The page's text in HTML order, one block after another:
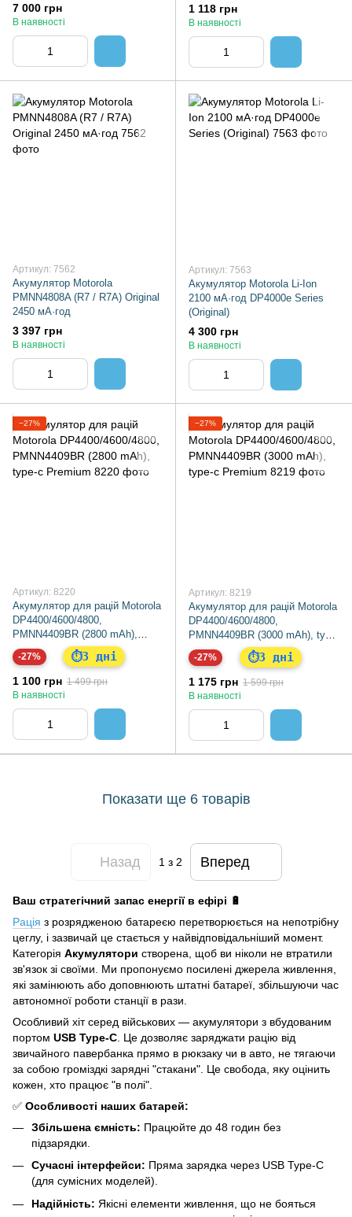
7 000 грн
В наявності
1 118 грн
В наявності
Артикул: 7562
Акумулятор Motorola
PMNN4808A (R7 / R7A) Original
2450 мА·год
3 397 грн
В наявності
Артикул: 7563
Акумулятор Motorola Li-Ion
2100 мА·год DP4000e Series
(Original)
4 300 грн
В наявності
−27%
Артикул: 8220
Акумулятор для рацій Motorola
DP4400/4600/4800,
PMNN4409BR (2800 mAh),
type-c Premium
-27% ⏱3 дні
1 100 грн 1 499 грн
В наявності
−27%
Артикул: 8219
Акумулятор для рацій Motorola
DP4400/4600/4800,
PMNN4409BR (3000 mAh), type-
c Premium
-27% ⏱3 дні
1 175 грн 1 599 грн
В наявності
Показати ще 6 товарів
Назад 1 з 2 Вперед
Ваш стратегічний запас енергії в ефірі 🔋
Рація з розрядженою батареєю перетворюється на непотрібну
цеглу, і зазвичай це стається у найвідповідальніший момент.
Категорія Акумулятори створена, щоб ви ніколи не втратили
зв'язок зі своїми. Ми пропонуємо посилені джерела живлення,
які замінюють або доповнюють штатні батареї, збільшуючи час
автономної роботи станції в рази.
Особливий хіт серед військових — акумулятори з вбудованим
портом USB Type-C . Це дозволяє заряджати рацію від
звичайного павербанка прямо в рюкзаку чи в авто, не тягаючи
за собою громіздкі зарядні "стакани". Це свобода, яку оцінить
кожен, хто працює "в полі".
✅ Особливості наших батарей:
Збільшена ємність: Працюйте до 48 годин без
підзарядки.
Сучасні інтерфейси: Пряма зарядка через USB Type-C
(для сумісних моделей).
Надійність: Якісні елементи живлення, що не бояться